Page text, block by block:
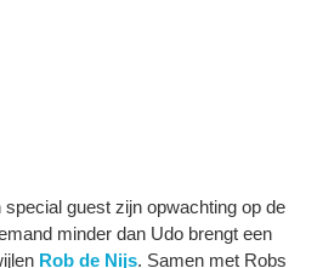
guest zijn opwachting op de
minder dan Udo brengt een
Rob de Nijs. Samen met Robs